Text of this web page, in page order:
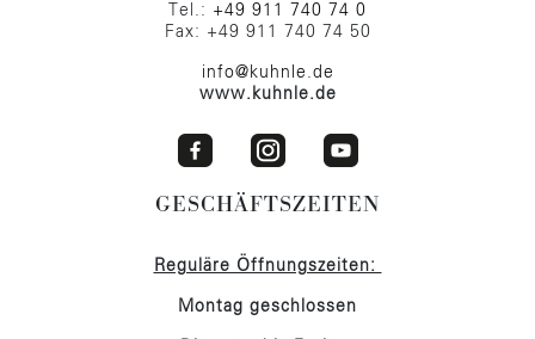
Tel.: +49 911 740 74 0
Fax: +49 911 740 74 50
info@kuhnle.de
www.kuhnle.de
GESCHÄFTSZEITEN
Reguläre Öffnungszeiten:
Montag geschlossen